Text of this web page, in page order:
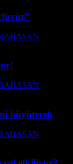
büyütecek